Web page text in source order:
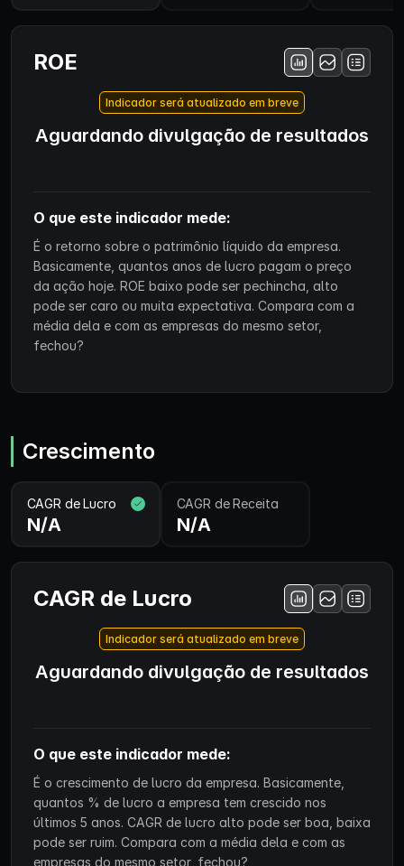
ROE
Indicador será atualizado em breve
Aguardando divulgação de resultados
O que este indicador mede:
É o retorno sobre o patrimônio líquido da empresa.
Basicamente, quantos anos de lucro pagam o preço
da ação hoje. ROE baixo pode ser pechincha, alto
pode ser caro ou muita expectativa. Compara com a
média dela e com as empresas do mesmo setor,
fechou?
Crescimento
CAGR de Lucro
N/A
CAGR de Receita
N/A
CAGR de Lucro
Indicador será atualizado em breve
Aguardando divulgação de resultados
O que este indicador mede:
É o crescimento de lucro da empresa. Basicamente,
quantos % de lucro a empresa tem crescido nos
últimos 5 anos. CAGR de lucro alto pode ser boa, baixa
pode ser ruim. Compara com a média dela e com as
empresas do mesmo setor, fechou?